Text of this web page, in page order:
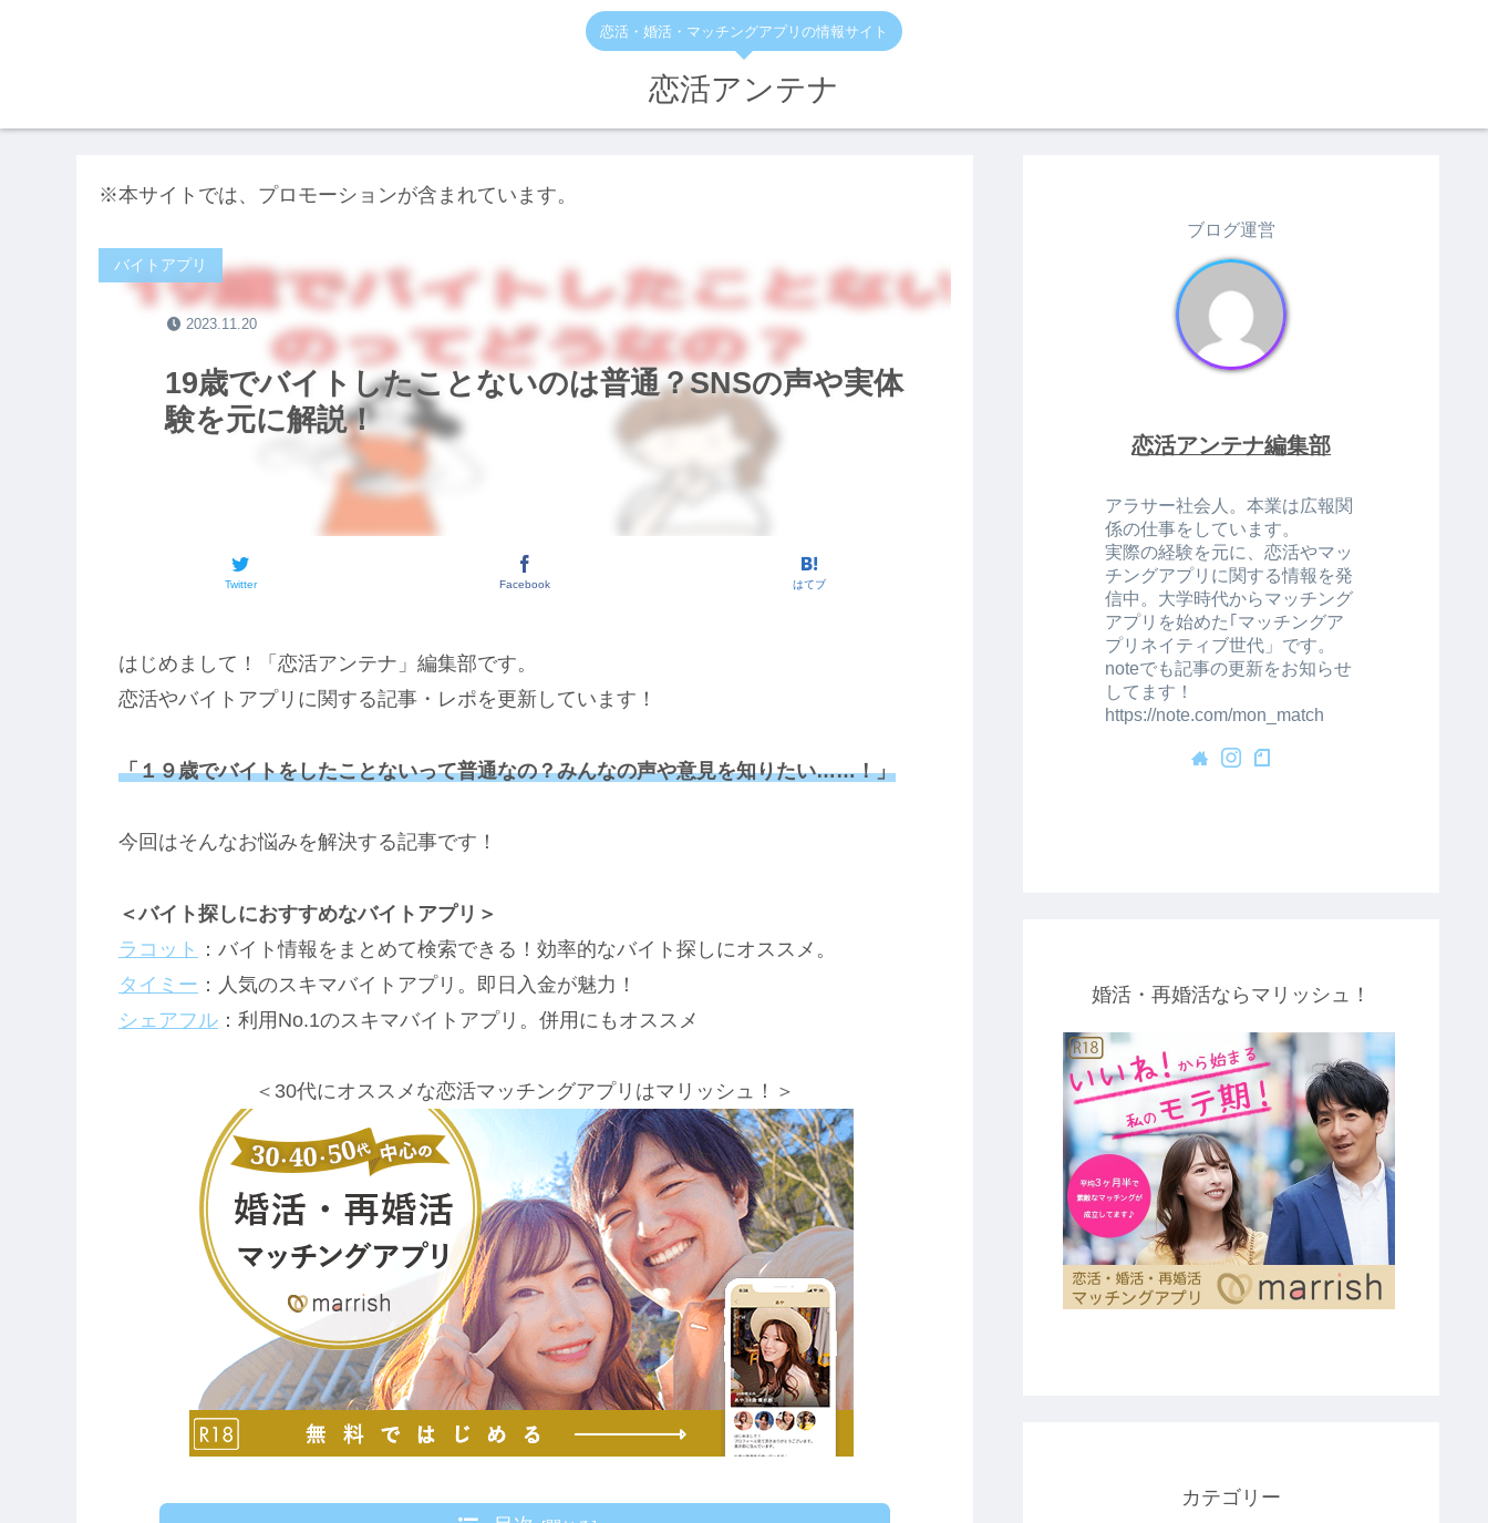
恋活・婚活・マッチングアプリの情報サイト
恋活アンテナ
※本サイトでは、プロモーションが含まれています。
19歳でバイトしたことないのは普通？SNSの声や実体
験を元に解説！
バイトアプリ
Twitter Facebook はてブ
2023.11.20
はじめまして！「恋活アンテナ」編集部です。
恋活やバイトアプリに関する記事・レポを更新しています！
「１９歳でバイトをしたことないって普通なの？みんなの声や意見を知りたい……！」
今回はそんなお悩みを解決する記事です！
＜バイト探しにおすすめなバイトアプリ＞
ラコット ：バイト情報をまとめて検索できる！効率的なバイト探しにオススメ。
タイミー ：人気のスキマバイトアプリ。即日入金が魅力！
シェアフル ：利用No.1のスキマバイトアプリ。併用にもオススメ
＜30代にオススメな恋活マッチングアプリはマリッシュ！＞
ブログ運営
恋活アンテナ編集部
アラサー社会人。本業は広報関
係の仕事をしています。
実際の経験を元に、恋活やマッ
チングアプリに関する情報を発
信中。大学時代からマッチング
アプリを始めた｢マッチングア
プリネイティブ世代」です。
noteでも記事の更新をお知らせ
してます！
https://note.com/mon_match
婚活・再婚活ならマリッシュ！
カテゴリー